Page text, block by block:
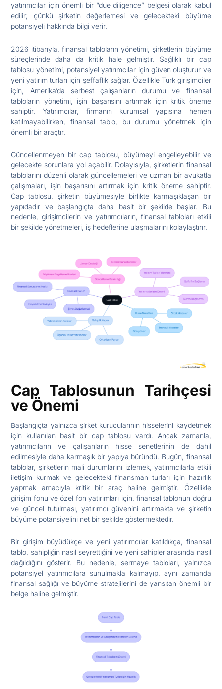
yatırımcılar için önemli bir “due diligence” belgesi olarak kabul
edilir; çünkü şirketin değerlemesi ve gelecekteki büyüme
potansiyeli hakkında bilgi verir.
2026 itibarıyla, finansal tabloların yönetimi, şirketlerin büyüme
süreçlerinde daha da kritik hale gelmiştir. Sağlıklı bir cap
tablosu yönetimi, potansiyel yatırımcılar için güven oluşturur ve
yeni yatırım turları için şeffaflık sağlar. Özellikle Türk girişimciler
için, Amerika’da serbest çalışanların durumu ve finansal
tabloların yönetimi, işin başarısını artırmak için kritik öneme
sahiptir. Yatırımcılar, firmanın kurumsal yapısına hemen
katılmayabilirken, finansal tablo, bu durumu yönetmek için
önemli bir araçtır.
Güncellenmeyen bir cap tablosu, büyümeyi engelleyebilir ve
gelecekte sorunlara yol açabilir. Dolayısıyla, şirketlerin finansal
tablolarını düzenli olarak güncellemeleri ve uzman bir avukatla
çalışmaları, işin başarısını artırmak için kritik öneme sahiptir.
Cap tablosu, şirketin büyümesiyle birlikte karmaşıklaşan bir
yapıdadır ve başlangıçta daha basit bir şekilde başlar. Bu
nedenle, girişimcilerin ve yatırımcıların, finansal tabloları etkili
bir şekilde yönetmeleri, iş hedeflerine ulaşmalarını kolaylaştırır.
Cap Tablosunun Tarihçesi
ve Önemi
Başlangıçta yalnızca şirket kurucularının hisselerini kaydetmek
için kullanılan basit bir cap tablosu vardı. Ancak zamanla,
yatırımcıların ve çalışanların hisse senetlerinin de dahil
edilmesiyle daha karmaşık bir yapıya büründü. Bugün, finansal
tablolar, şirketlerin mali durumlarını izlemek, yatırımcılarla etkili
iletişim kurmak ve gelecekteki finansman turları için hazırlık
yapmak amacıyla kritik bir araç haline gelmiştir. Özellikle
girişim fonu ve özel fon yatırımları için, finansal tablonun doğru
ve güncel tutulması, yatırımcı güvenini artırmakta ve şirketin
büyüme potansiyelini net bir şekilde göstermektedir.
Bir girişim büyüdükçe ve yeni yatırımcılar katıldıkça, finansal
tablo, sahipliğin nasıl seyrettiğini ve yeni sahipler arasında nasıl
dağıldığını gösterir. Bu nedenle, sermaye tabloları, yalnızca
potansiyel yatırımcılara sunulmakla kalmayıp, aynı zamanda
finansal sağlığı ve büyüme stratejilerini de yansıtan önemli bir
belge haline gelmiştir.